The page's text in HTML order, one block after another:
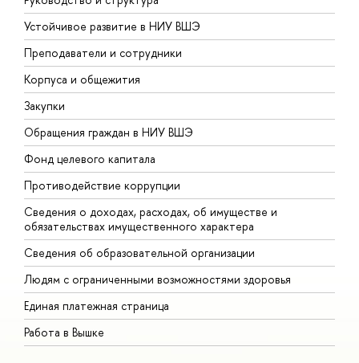
Устойчивое развитие в НИУ ВШЭ
Преподаватели и сотрудники
Корпуса и общежития
Закупки
Обращения граждан в НИУ ВШЭ
Фонд целевого капитала
Противодействие коррупции
Сведения о доходах, расходах, об имуществе и
обязательствах имущественного характера
Сведения об образовательной организации
Людям с ограниченными возможностями здоровья
Единая платежная страница
Работа в Вышке